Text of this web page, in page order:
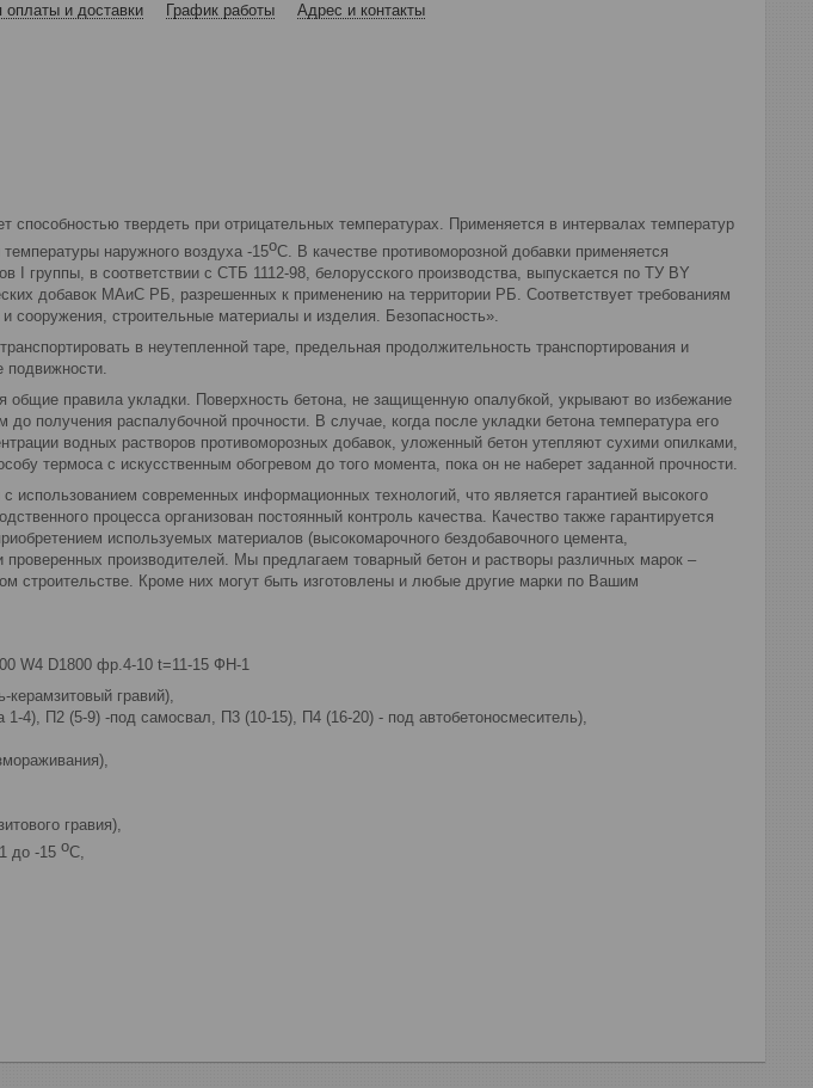
оплаты и доставки График работы Адрес и контакты
способностью твердеть при отрицательных температурах. Применяется в интервалах температур
наружного воздуха -15oС. В качестве противоморозной добавки применяется
I группы, в соответствии с СТБ 1112-98, белорусского производства, выпускается по ТУ ВY
добавок МАиС РБ, разрешенных к применению на территории РБ. Соответствует требованиям
сооружения, строительные материалы и изделия. Безопасность».
в неутепленной таре, предельная продолжительность транспортирования и
подвижности.
правила укладки. Поверхность бетона, не защищенную опалубкой, укрывают во избежание
получения распалубочной прочности. В случае, когда после укладки бетона температура его
водных растворов противоморозных добавок, уложенный бетон утепляют сухими опилками,
термоса с искусственным обогревом до того момента, пока он не наберет заданной прочности.
использованием современных информационных технологий, что является гарантией высокого
процесса организован постоянный контроль качества. Качество также гарантируется
используемых материалов (высокомарочного бездобавочного цемента,
производителей. Мы предлагаем товарный бетон и растворы различных марок –
строительстве. Кроме них могут быть изготовлены и любые другие марки по Вашим
W4 D1800 фр.4-10 t=11-15 ФН-1
керамзитовый гравий),
4), П2 (5-9) -под самосвал, П3 (10-15), П4 (16-20) - под автобетоносмеситель),
гравия),
до -15 oC,